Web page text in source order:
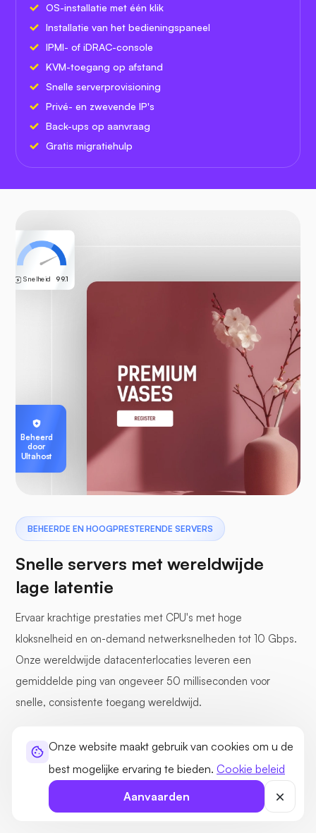
Onze website maakt gebruik van cookies om u de
best mogelijke ervaring te bieden. Cookie beleid
Aanvaarden
OS-installatie met één klik
Installatie van het bedieningspaneel
IPMI- of iDRAC-console
KVM-toegang op afstand
Snelle serverprovisioning
Privé- en zwevende IP's
Back-ups op aanvraag
Gratis migratiehulp
BEHEERDE EN HOOGPRESTERENDE SERVERS
Snelle servers met wereldwijde
lage latentie
Ervaar krachtige prestaties met CPU's met hoge
kloksnelheid en on-demand netwerksnelheden tot 10 Gbps.
Onze wereldwijde datacenterlocaties leveren een
gemiddelde ping van ongeveer 50 milliseconden voor
snelle, consistente toegang wereldwijd.
CPU's met hoge kloksnelheid
30+ wereldwijde datacenters
Toegewijde I/O-kanalen
100 Gbps netwerk-uplinks
Snelheid 99.1
Beheerd
door
Ultahost